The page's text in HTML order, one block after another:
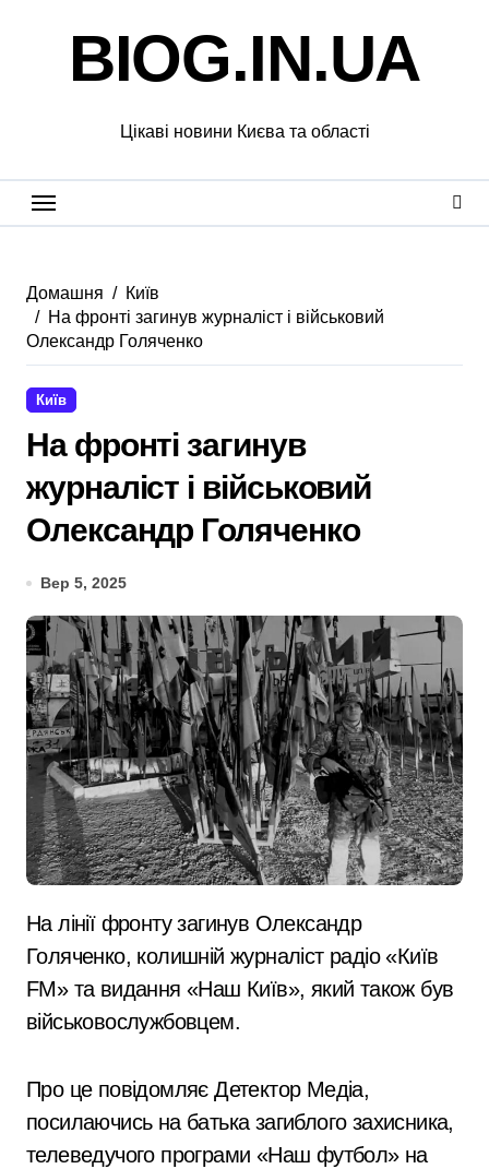
BIOG.IN.UA
Цікаві новини Києва та області
Домашня
Київ
На фронті загинув журналіст і військовий
Олександр Голяченко
Київ
На фронті загинув
журналіст і військовий
Олександр Голяченко
Вер 5, 2025
На лінії фронту загинув Олександр
Голяченко, колишній журналіст радіо «Київ
FM» та видання «Наш Київ», який також був
військовослужбовцем.
Про це повідомляє Детектор Медіа,
посилаючись на батька загиблого захисника,
телеведучого програми «Наш футбол» на